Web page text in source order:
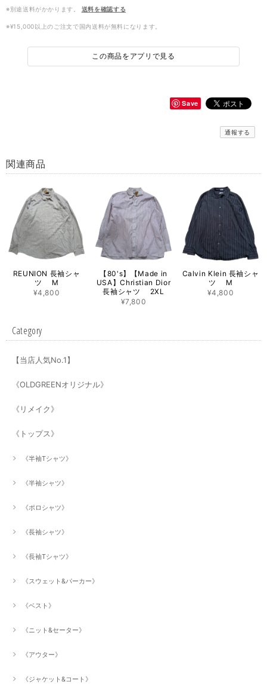
※別途送料がかかります。 送料を確認する
※¥15,000以上のご注文で国内送料が無料になります。
この商品をアプリで見る
Save
通報する
関連商品
REUNION 長袖シャ
ツ M
¥4,800
【80's】【Made in
USA】Christian Dior
長袖シャツ 2XL
¥7,800
Calvin Klein 長袖シャ
ツ M
¥4,800
Category
【当店人気No.1】
《OLDGREENオリジナル》
《リメイク》
《トップス》
《半袖Tシャツ》
《半袖シャツ》
《ポロシャツ》
《長袖シャツ》
《長袖Tシャツ》
《スウェット&パーカー》
《ベスト》
《ニット&セーター》
《アウター》
《ジャケット&コート》